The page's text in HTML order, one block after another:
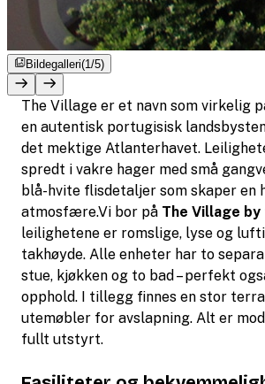
Bildegalleri(1/5)
The Village er et navn som virkelig
en autentisk portugisisk
det mektige Atlanterhavet.
spredt i vakre hager med små
blå-hvite flisdetaljer som skaper en
atmosfære.Vi bor på The Village by
leilighetene er romslige, lyse og
takhøyde. Alle enheter har to
stue, kjøkken og to bad – perfekt
opphold. I tillegg finnes en stor
utemøbler for avslapning. Alt er
fullt utstyrt.